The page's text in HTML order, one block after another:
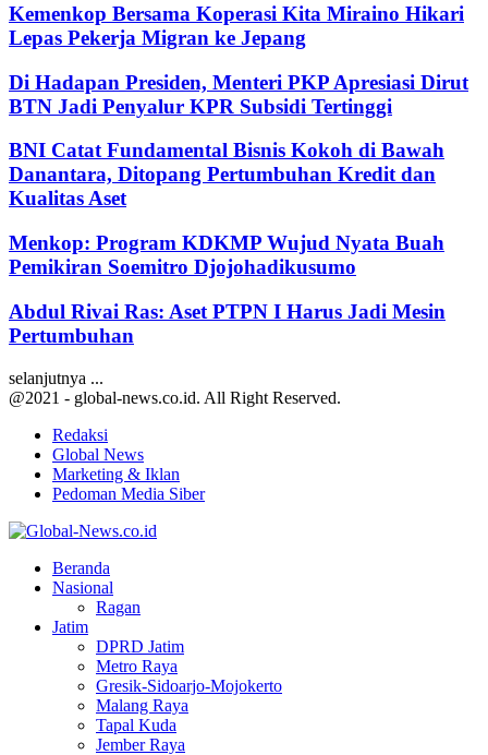
Kemenkop Bersama Koperasi Kita Miraino Hikari
Lepas Pekerja Migran ke Jepang
Di Hadapan Presiden, Menteri PKP Apresiasi Dirut
BTN Jadi Penyalur KPR Subsidi Tertinggi
BNI Catat Fundamental Bisnis Kokoh di Bawah
Danantara, Ditopang Pertumbuhan Kredit dan
Kualitas Aset
Menkop: Program KDKMP Wujud Nyata Buah
Pemikiran Soemitro Djojohadikusumo
Abdul Rivai Ras: Aset PTPN I Harus Jadi Mesin
Pertumbuhan
selanjutnya ...
@2021 - global-news.co.id. All Right Reserved.
Redaksi
Global News
Marketing & Iklan
Pedoman Media Siber
Beranda
Nasional
Ragan
Jatim
DPRD Jatim
Metro Raya
Gresik-Sidoarjo-Mojokerto
Malang Raya
Tapal Kuda
Jember Raya